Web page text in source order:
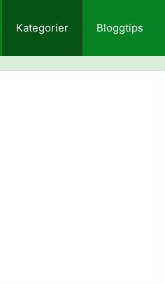
Kategorier Bloggtips